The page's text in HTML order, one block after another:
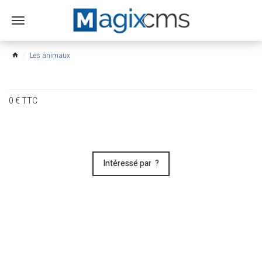
Ouvrir
menu
home Les animaux
0€TTC
Intéressé par ?